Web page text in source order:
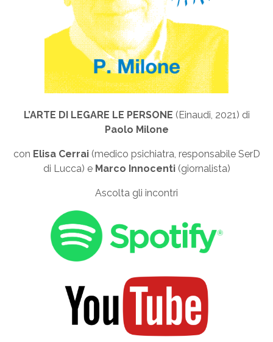
L’ARTE DI LEGARE LE PERSONE (Einaudi, 2021) di
Paolo Milone
con Elisa Cerrai(medico psichiatra, responsabile SerD
di Lucca) e Marco Innocenti(giornalista)
Ascolta gli incontri